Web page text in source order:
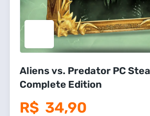
Aliens vs. Predator PC
Complete Edition
R$ 34,90